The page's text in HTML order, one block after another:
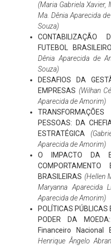
(Maria Gabriela Xavier,
Ma. Dênia Aparecida
Souza)
CONTABILIZAÇÃO
FUTEBOL BRASILEIRO
Dênia Aparecida de
Souza)
DESAFIOS DA
EMPRESAS (Wilhan
Aparecida de Amorim)
PESSOAS: DA
ESTRATÉGICA
Aparecida de Amorim)
O IMPACTO DA
BRASILEIRAS (Hellen
Maryanna Aparecida
Aparecida de Amorim)
POLÍTICAS PÚBLICAS
PODER DA
Financeiro Nacional
Henrique Ângelo